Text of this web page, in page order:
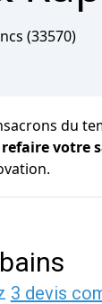
(33570)
du
refaire votre
3 devis